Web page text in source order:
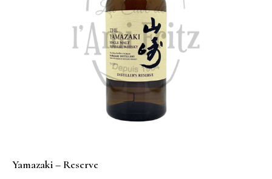
Yamazaki – Reserve